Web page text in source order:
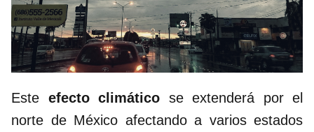
Este efecto climático se extenderá por el
norte de México afectando a varios estados